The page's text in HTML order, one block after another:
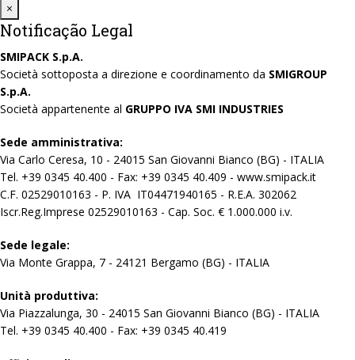
×
Notificação Legal
SMIPACK S.p.A.
Società sottoposta a direzione e coordinamento da SMIGROUP
S.p.A.
Società appartenente al GRUPPO IVA SMI INDUSTRIES
Sede amministrativa:
Via Carlo Ceresa, 10 - 24015 San Giovanni Bianco (BG) - ITALIA
Tel. +39 0345 40.400 - Fax: +39 0345 40.409 - www.smipack.it
C.F. 02529010163 - P. IVA IT04471940165 - R.E.A. 302062
Iscr.Reg.Imprese 02529010163 - Cap. Soc. € 1.000.000 i.v.
Sede legale:
Via Monte Grappa, 7 - 24121 Bergamo (BG) - ITALIA
Unità produttiva:
Via Piazzalunga, 30 - 24015 San Giovanni Bianco (BG) - ITALIA
Tel. +39 0345 40.400 - Fax: +39 0345 40.419